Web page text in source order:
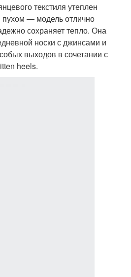
текстиля утеплен
— модель отлично
сохраняет тепло. Она
носки с джинсами и
выходов в сочетании с
heels.